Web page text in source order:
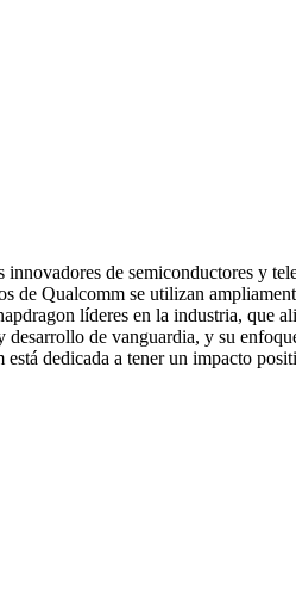
de semiconductores y
de Qualcomm se utilizan
líderes en la industria, que
de vanguardia, y su
dedicada a tener un impacto